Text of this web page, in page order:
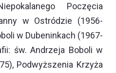
Poczęcia
w Ostródzie (1956-
w Dubeninkach (1967-
św. Andrzeja Boboli w
Podwyższenia Krzyża